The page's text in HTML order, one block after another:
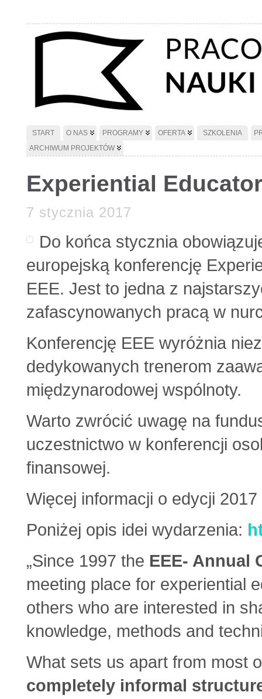
START O NAS PROGRAMY OFERTA SZKOLENIA
ARCHIWUM PROJEKTÓW
Experiential
7 stycznia 2017
Do końca stycznia
europejską konferencję
EEE. Jest to jedna z
zafascynowanych pracą w
Konferencję EEE wyróżnia
dedykowanych trenerom
międzynarodowej wspólnoty.
Warto zwrócić uwagę na
uczestnictwo w konferencji
finansowej.
Więcej informacji o edycji
Poniżej opis idei wydarzenia:
„Since 1997 the EEE- Annual
meeting place for experiential
others who are interested in
knowledge, methods and
What sets us apart from most
completely informal